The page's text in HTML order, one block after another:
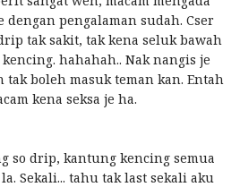
pengalaman sudah. Cser
tak sakit, tak kena seluk bawah
hahahah.. Nak nangis je
boleh masuk teman kan. Entah
kena seksa je ha.
so drip, kantung kencing semua
Sekali... tahu tak last sekali aku